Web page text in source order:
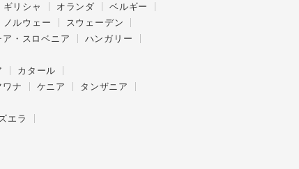
ギリシャ オランダ
ベルギー
ノルウェー
スウェーデン
ア・スロベニア
ハンガリー
カタール
ワナ ケニア
タンザニア
エラ